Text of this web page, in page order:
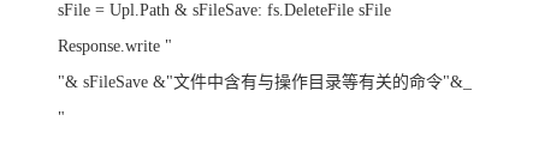
sFile = Upl.Path & sFileSave: fs.DeleteFile sFile
Response.write "
"& sFileSave &"文件中含有与操作目录等有关的命令"&_
"